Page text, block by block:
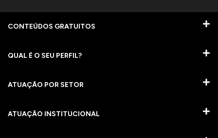
CONTEÚDOS GRATUITOS
QUAL É O SEU PERFIL?
ATUAÇÃO POR SETOR
ATUAÇÃO INSTITUCIONAL